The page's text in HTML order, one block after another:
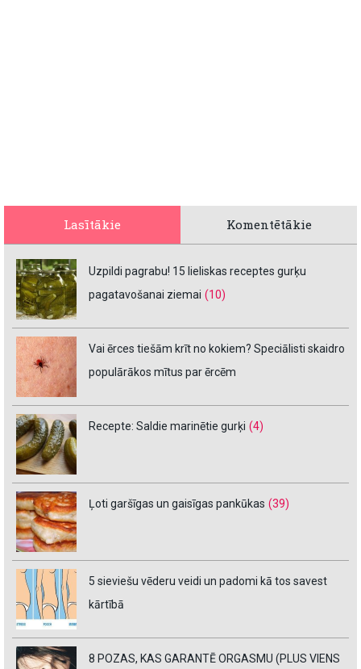
Lasītākie Komentētākie
Uzpildi pagrabu! 15 lieliskas receptes gurķu
pagatavošanai ziemai (10)
Vai ērces tiešām krīt no kokiem? Speciālisti skaidro
populārākos mītus par ērcēm
Recepte: Saldie marinētie gurķi (4)
Ļoti garšīgas un gaisīgas pankūkas (39)
5 sieviešu vēderu veidi un padomi kā tos savest
kārtībā
8 POZAS, KAS GARANTĒ ORGASMU (PLUS VIENS